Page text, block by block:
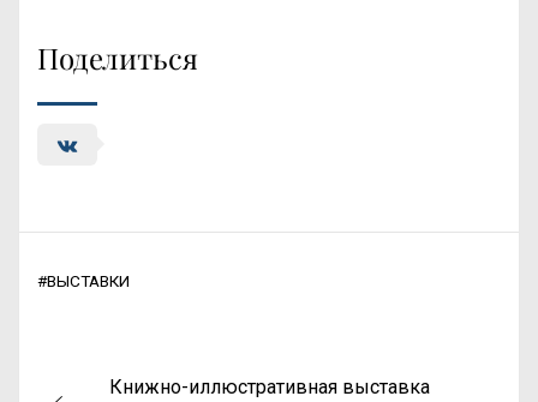
Поделиться
#ВЫСТАВКИ
Книжно-иллюстративная выставка